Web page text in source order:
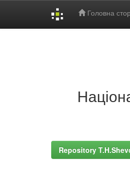
Головна
Repository